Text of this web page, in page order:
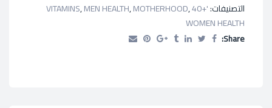
التصنيفات:'+40 VITAMINS
,MEN HEALTH,MOTHERHOOD,
WOMEN HEALTH
Share: